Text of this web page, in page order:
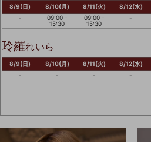
8/9(日)
-
8/10(月)
09:00 -
15:30
8/11(火)
09:00 -
15:30
8/12(水)
-
玲羅れいら
8/9(日)
-
8/10(月)
-
8/11(火)
-
8/12(水)
-